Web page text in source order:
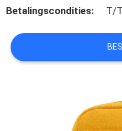
PRIVACY
POLICY
Betalingscondities:
T/